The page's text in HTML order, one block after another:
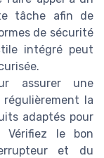
tâche afin de
de sécurité
intégré peut
assurer une
la
adaptés pour
Vérifiez le bon
et du